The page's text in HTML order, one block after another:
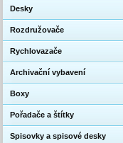
Desky
Rozdružovače
Rychlovazače
Archivační vybavení
Boxy
Pořadače a štítky
Spisovky a spisové desky